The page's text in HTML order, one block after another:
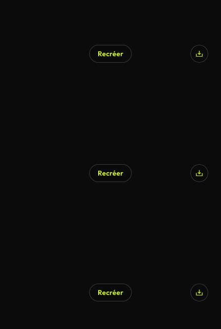
Recréer
Recréer
Recréer